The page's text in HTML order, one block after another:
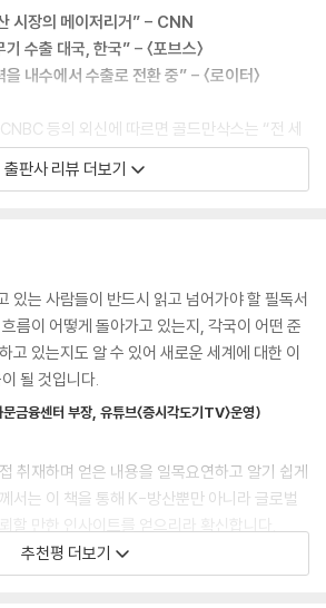
적으로 정부를 상대로 하는 세일즈이며, 한국
곧 해외수출의 성과와 기업들의 운명을 좌우
어나가면 흥미로울 것이다. 마지막으로 뒷부분
본다.
의 일반 산업과 달리 특수성이 높은 방위산업
진행되고 수출되는지, 또 K-방산의 제품 경쟁
로 어떤 전망이 가능한지도 알게 될 것이다. 모
래를 살펴보고 예측하는 데 도움이 되길 바란
했던 것이 아니다. K9이 대단한 점은 20년간
과 무관하게 거의 일정한 가격이 유지되는 엄
으로 했다는 데 있다. 아래 표에 나와 있듯 1차
하면 거의 기적처럼 원가가 관리되었음을 알 수
미국 및 독일 자주포의 판매가격이 같은 기간
을 생각하면 이 대단한 원가관리 능력이 그저
에 요구되는 자주포의 모든 성능을 만족시키
시장의 메이저리거” - CNN
수출 대국, 한국” - 〈포브스〉
내수에서 수출로 전환 중” - 〈로이터〉
등의 외신에 따르면 골드만삭스는 “전 세
산업이 차지하는 강력한 입지를 감안할 때 한
학적 위험을 피할 수 있는 좋은 투자처”라고 한
?
스라엘-팔레스타인 전쟁 등으로 인해 국제 방
성장일로에 있다. 한국의 방위산업은 이런 흐
다. 특히 세계 100대 방위산업체의 2023년 평
안 한국의 투자 시장을 주도한 건 BBC로 대표
고환율까지 겹쳐 투자 시장에서 점차 경쟁력을
그 뒤를 이어 새로운 투자처로 떠오르고 있다.
대표부터 대표 기업 분석까지
산업을 쉽게 이해할 수 있다!
출판사 리뷰 더보기
있는 사람들이 반드시 읽고 넘어가야 할 필독서
름이 어떻게 돌아가고 있는지, 각국이 어떤 준
고 있는지도 알 수 있어 새로운 세계에 대한 이
될 것입니다.
금융센터 부장, 유튜브〈증시각도기TV〉운영)
취재하며 얻은 내용을 일목요연하고 알기 쉽게
서는 이 책을 통해 K-방산뿐만 아니라 글로벌
할 만한 인사이트를 얻으리라 확신합니다.
연구소〉운영)
추천평 더보기